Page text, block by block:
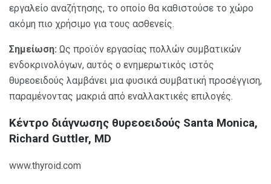
εργαλείο αναζήτησης, το οποίο θα καθιστούσε το χώρο
ακόμη πιο χρήσιμο για τους ασθενείς.
Σημείωση: Ως προϊόν εργασίας πολλών συμβατικών
ενδοκρινολόγων, αυτός ο ενημερωτικός ιστός
θυρεοειδούς λαμβάνει μια φυσικά συμβατική προσέγγιση,
παραμένοντας μακριά από εναλλακτικές επιλογές.
Κέντρο διάγνωσης θυρεοειδούς Santa Monica,
Richard Guttler, MD
www.thyroid.com